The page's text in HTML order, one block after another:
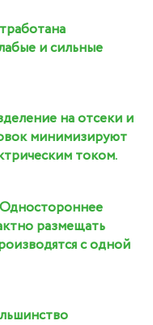
и сильные
на отсеки и
минимизируют
током.
Одностороннее
размещать
с одной